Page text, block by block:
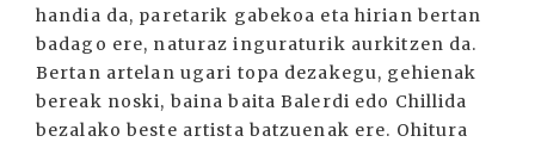
handia da, paretarik gabekoa eta hirian bertan
badago ere, naturaz inguraturik aurkitzen da.
Bertan artelan ugari topa dezakegu, gehienak
bereak noski, baina baita Balerdi edo Chillida
bezalako beste artista batzuenak ere. Ohitura